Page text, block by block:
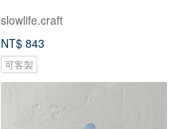
slowlife.craft
NT$ 843
可客製